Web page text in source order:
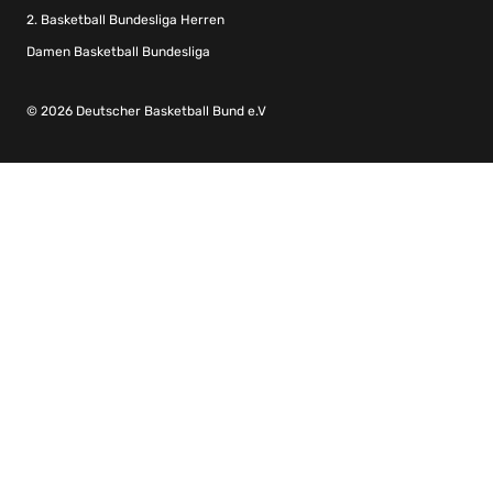
2. Basketball Bundesliga Herren
Damen Basketball Bundesliga
© 2026 Deutscher Basketball Bund e.V